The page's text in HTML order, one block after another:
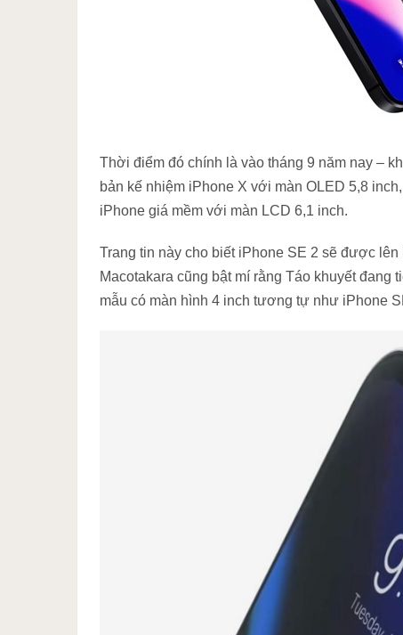
Thời điểm đó chính là vào tháng 9 năm nay –
bản kế nhiệm iPhone X với màn OLED 5,8
iPhone giá mềm với màn LCD 6,1 inch.
Trang tin này cho biết iPhone SE 2 sẽ được
Macotakara cũng bật mí rằng Táo khuyết đang
mẫu có màn hình 4 inch tương tự như iPhone